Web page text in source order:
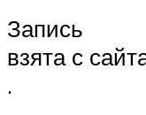
Запись
взята с
.